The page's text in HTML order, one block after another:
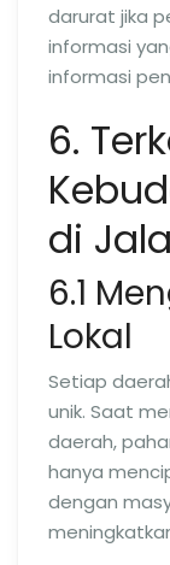
darurat jika
informasi
informasi
6.
di
6.1
Lokal
Setiap
unik. Saat
daerah,
hanya
dengan